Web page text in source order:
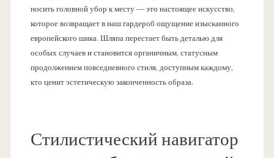
носить головной убор к месту — это настоящее искусство,
которое возвращает в наш гардероб ощущение изысканного
европейского шика. Шляпа перестает быть деталью для
особых случаев и становится органичным, статусным
продолжением повседневного стиля, доступным каждому,
кто ценит эстетическую законченность образа.
Стилистический навигатор